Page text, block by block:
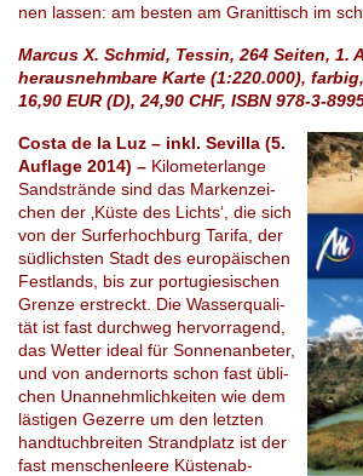
nen las­sen: am bes­ten am Granittisch im
Marcus X. Schmid, Tessin, 264 Seiten, 1.
herausnehmbare Karte (1:220.000),
16,90 EUR (D), 24,90 CHF, ISBN 978-3-
Costa de la Luz – inkl. Sevilla (5.
Auflage 2014) – Ki­lo­me­ter­lan­ge
Sand­strän­de sind das Mar­ken­zei­
chen der ‚Küste des Lichts‘, die sich
von der Surfer­hoch­burg Ta­rifa, der
süd­lichs­ten Stadt des eu­ro­päi­schen
Fest­lands, bis zur por­tu­gie­si­schen
Gren­ze er­streckt. Die Was­ser­qua­li­
tät ist fast durch­weg her­vor­ra­gend,
das Wet­ter ideal für Sonnenan­be­ter,
und von an­dern­orts schon fast üb­li­
chen Unan­nehm­lich­kei­ten wie dem
läs­ti­gen Gezer­re um den letz­ten
hand­tuch­brei­ten Strand­platz ist der
fast men­schen­lee­re Küs­ten­ab­